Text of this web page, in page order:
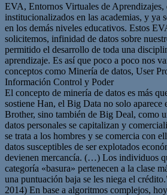
EVA, Entornos Virtuales de Aprendizajes,
institucionalizados en las academias, y ya
en los demás niveles educativos. Estos
solicitemos, infinidad de datos sobre
permitido el desarrollo de toda una
aprendizaje. Es así que poco a poco nos
conceptos como Minería de datos, User
Información Control y Poder
El concepto de minería de datos es más
sostiene Han, el Big Data no solo aparece
Brother, sino también de Big Deal, como
datos personales se capitalizan y
se trata a los hombres y se comercia con
datos susceptibles de ser explotados
devienen mercancía. (…) Los individuos
categoría «basura» pertenecen a la clase
una puntuación baja se les niega el
2014) En base a algoritmos complejos,